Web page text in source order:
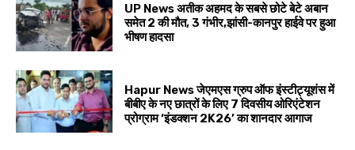
UP News अतीक अहमद के सबसे छोटे बेटे अबान
समेत 2 की मौत, 3 गंभीर,झांसी-कानपुर हाईवे पर हुआ
भीषण हादसा
Hapur News जेएमएस ग्रुप ऑफ इंस्टीट्यूशंस में
बीबीए के नए छात्रों के लिए 7 दिवसीय ओरिएंटेशन
प्रोग्राम ‘इंडक्शन 2K26’ का शानदार आगाज